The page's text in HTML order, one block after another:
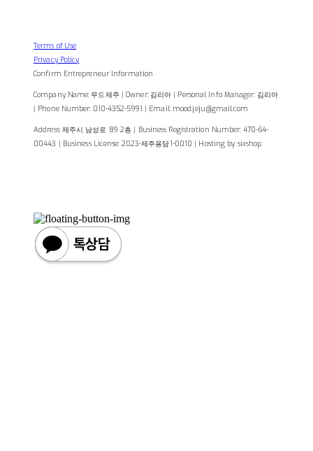
Terms of Use
Privacy Policy
Confirm Entrepreneur Information
Company Name: 무드제주 | Owner: 김리아 | Personal Info Manager: 김리아
| Phone Number: 010-4352-5991 | Email: mood.jeju@gmail.com
Address: 제주시 남성로 89 2층 | Business Registration Number: 470-64-
00443 | Business License: 2023-제주용담1-0010 | Hosting by sixshop